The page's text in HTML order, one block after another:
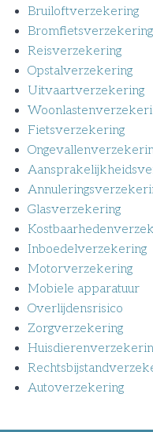
Bruiloftverzekering
Bromfietsverzekering
Reisverzekering
Opstalverzekering
Uitvaartverzekering
Fietsverzekering
Glasverzekering
Inboedelverzekering
Motorverzekering
Mobiele apparatuur
Overlijdensrisico
Zorgverzekering
Autoverzekering